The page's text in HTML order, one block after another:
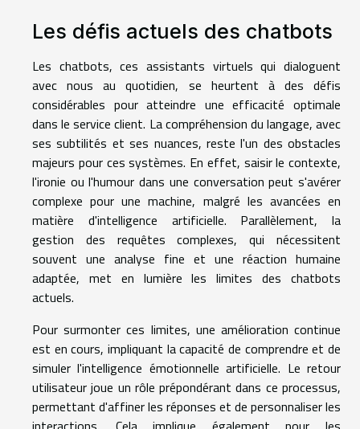
Les défis actuels des chatbots
Les chatbots, ces assistants virtuels qui dialoguent
avec nous au quotidien, se heurtent à des défis
considérables pour atteindre une efficacité optimale
dans le service client. La compréhension du langage, avec
ses subtilités et ses nuances, reste l'un des obstacles
majeurs pour ces systèmes. En effet, saisir le contexte,
l'ironie ou l'humour dans une conversation peut s'avérer
complexe pour une machine, malgré les avancées en
matière d'intelligence artificielle. Parallèlement, la
gestion des requêtes complexes, qui nécessitent
souvent une analyse fine et une réaction humaine
adaptée, met en lumière les limites des chatbots
actuels.
Pour surmonter ces limites, une amélioration continue
est en cours, impliquant la capacité de comprendre et de
simuler l'intelligence émotionnelle artificielle. Le retour
utilisateur joue un rôle prépondérant dans ce processus,
permettant d'affiner les réponses et de personnaliser les